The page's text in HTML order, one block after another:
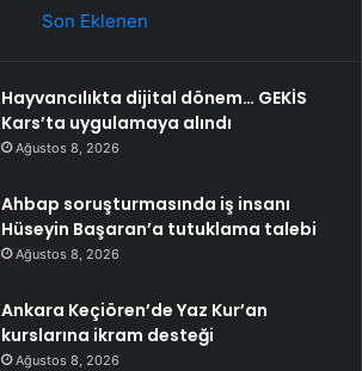
Son Eklenen
Hayvancılıkta dijital dönem… GEKİS
Kars’ta uygulamaya alındı
Ağustos 8, 2026
Ahbap soruşturmasında iş insanı
Hüseyin Başaran’a tutuklama talebi
Ağustos 8, 2026
Ankara Keçiören’de Yaz Kur’an
kurslarına ikram desteği
Ağustos 8, 2026